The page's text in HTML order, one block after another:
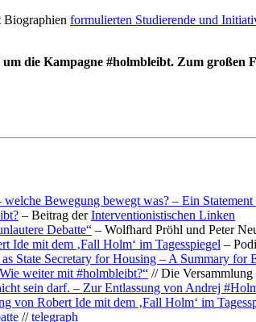
Biographien formulierten Studierende und
die Kampagne #holmbleibt. Zum großen
welche Bewegung bewegt was? – Ein
– Beitrag derInterventionistischen Linken
Debatte“ – Wolfhard Pröhl und Peter
Ide mit dem ‚Fall Holm‘ im Tagesspiegel –
State Secretary for Housing – A Summary for
weiter mit #holmbleibt?“ // Die
sein darf. – Zur Entlassung von Andrej
von Robert Ide mit dem ‚Fall Holm‘ im
//telegraph